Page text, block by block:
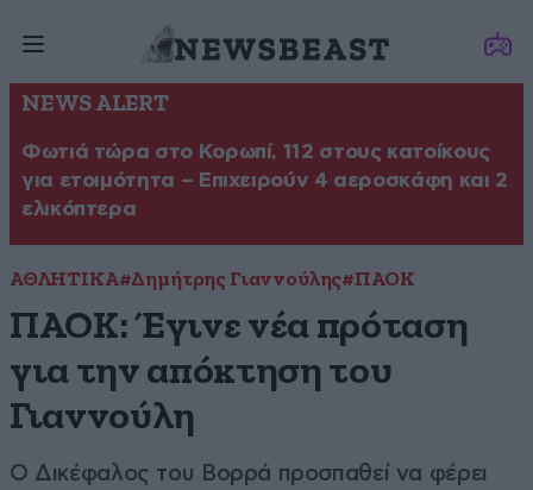
NEWS ALERT
Φωτιά τώρα στο Κορωπί, 112 στους κατοίκους
για ετοιμότητα – Επιχειρούν 4 αεροσκάφη και 2
ελικόπτερα
ΑΘΛΗΤΙΚΑ#Δημήτρης Γιαννούλης#ΠΑΟΚ
ΠΑΟΚ: Έγινε νέα πρόταση
για την απόκτηση του
Γιαννούλη
Ο Δικέφαλος του Βορρά προσπαθεί να φέρει